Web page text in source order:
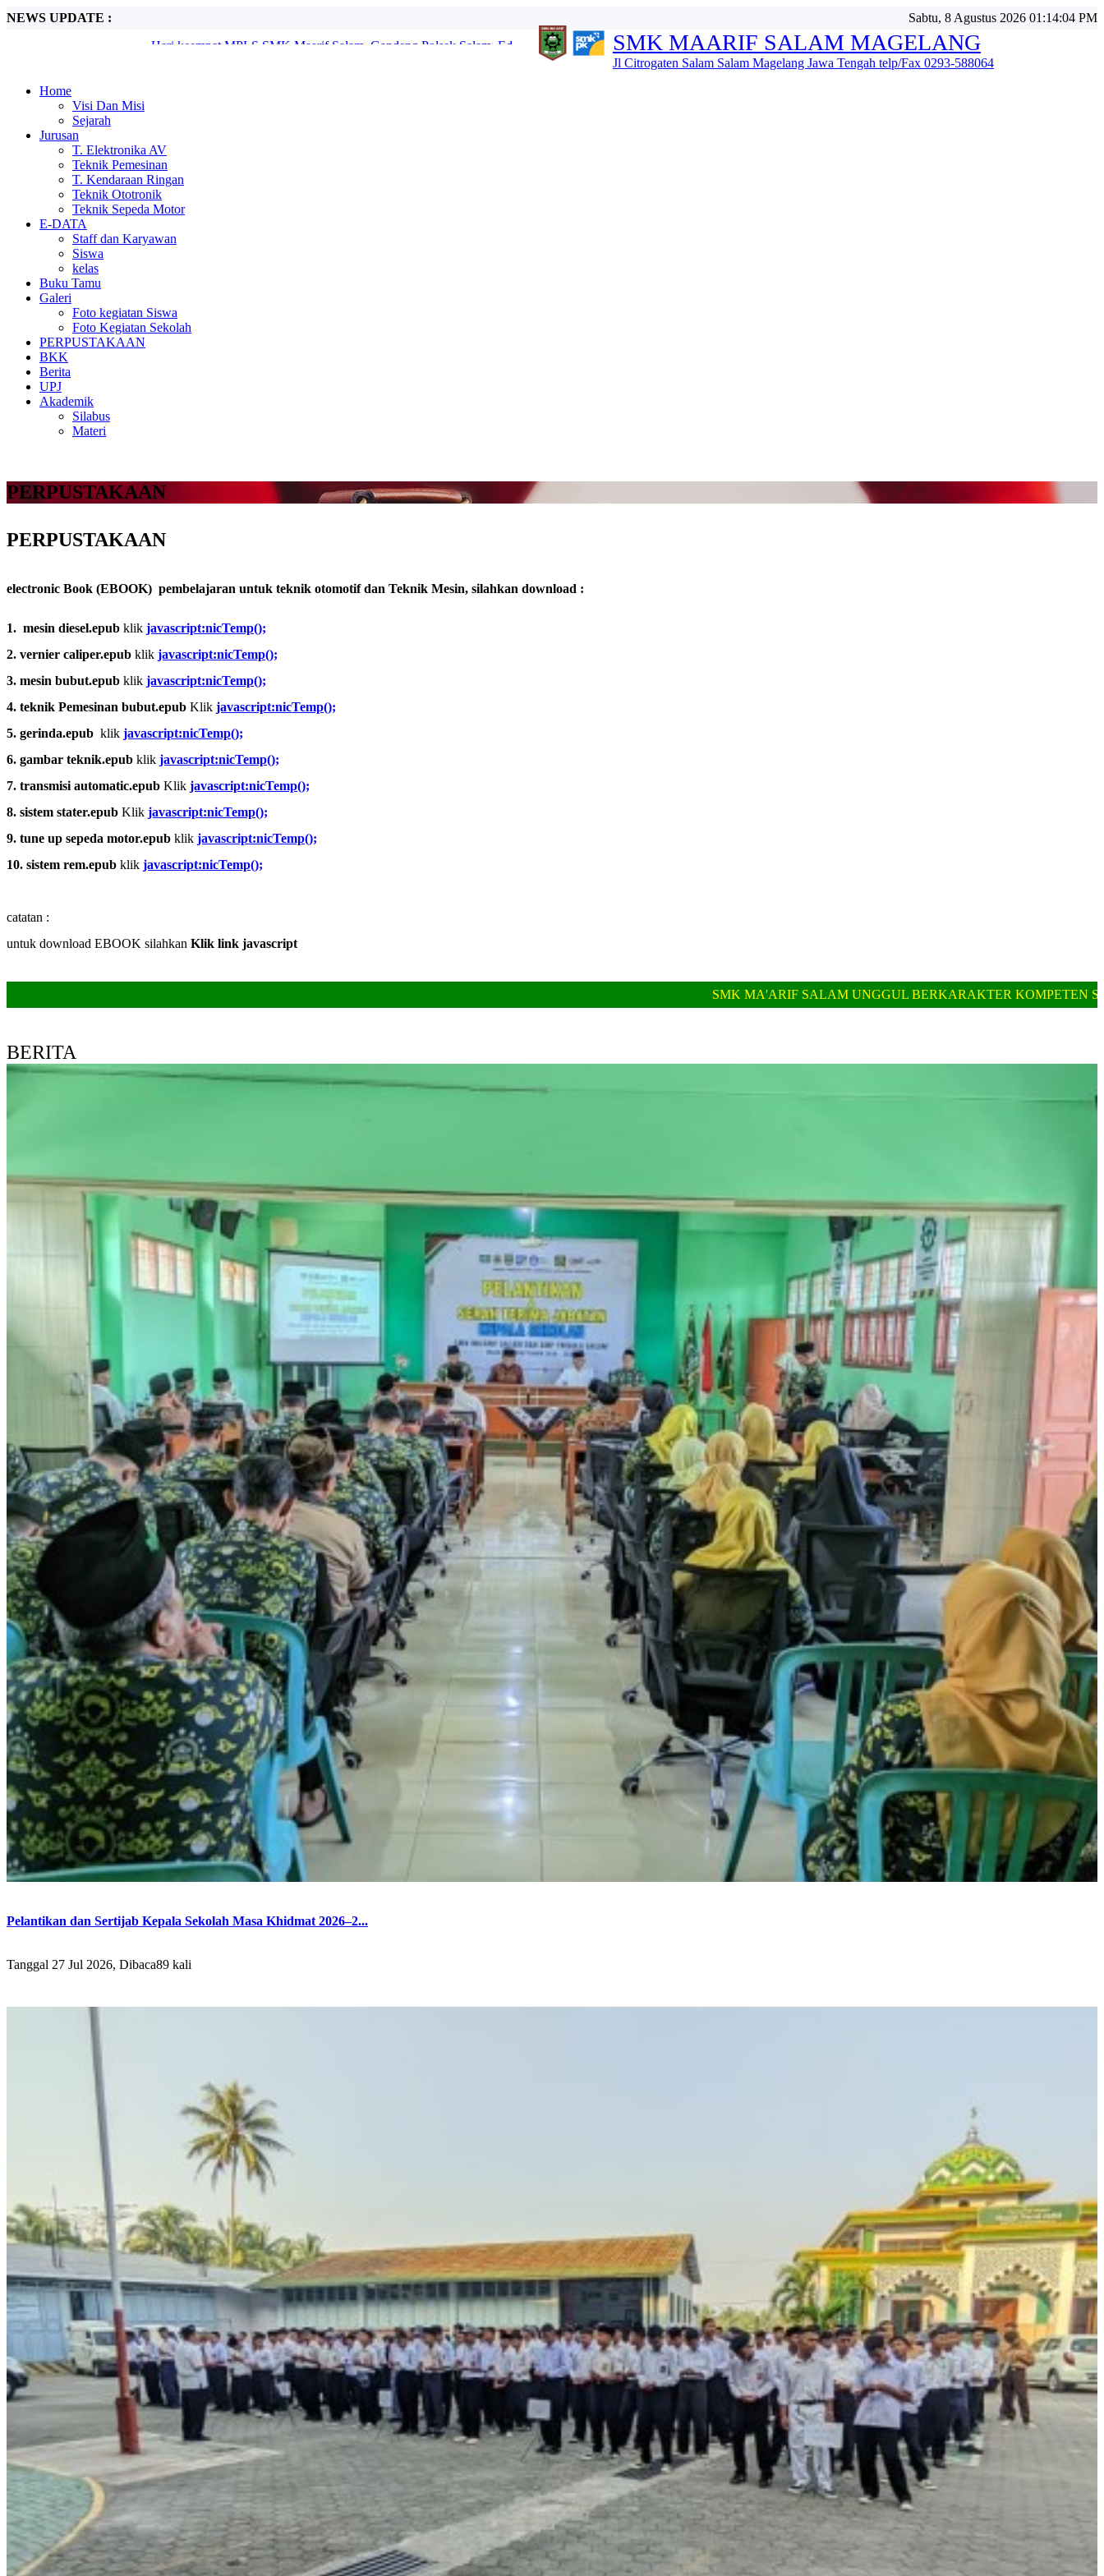
NEWS UPDATE :
Hari Ketiga MPLS SMK Maarif Salam, Gali Potensi Diri dan Ken...
Pelantikan dan Sertijab Kepala Sekolah Masa Khidmat 2026–2...
Hari terakhir rangkaian MPLS SMK Maarif Salam, Kental Nilai ...
Sabtu, 8 Agustus 2026 01:14:07 PM
SMK MAARIF SALAM MAGELANG
Jl Citrogaten Salam Salam Magelang Jawa Tengah telp/Fax 0293-588064
Home
Visi Dan Misi
Sejarah
Jurusan
T. Elektronika AV
Teknik Pemesinan
T. Kendaraan Ringan
Teknik Ototronik
Teknik Sepeda Motor
E-DATA
Staff dan Karyawan
Siswa
kelas
Buku Tamu
Galeri
Foto kegiatan Siswa
Foto Kegiatan Sekolah
PERPUSTAKAAN
BKK
Berita
UPJ
Akademik
Silabus
Materi
PERPUSTAKAAN
PERPUSTAKAAN
electronic Book (EBOOK) pembelajaran untuk teknik otomotif dan Teknik Mesin, silahkan download :
1. mesin diesel.epub klik javascript:nicTemp();
2. vernier caliper.epub klik javascript:nicTemp();
3. mesin bubut.epub klik javascript:nicTemp();
4. teknik Pemesinan bubut.epub Klik javascript:nicTemp();
5. gerinda.epub klik javascript:nicTemp();
6. gambar teknik.epub klik javascript:nicTemp();
7. transmisi automatic.epub Klik javascript:nicTemp();
8. sistem stater.epub Klik javascript:nicTemp();
9. tune up sepeda motor.epub klik javascript:nicTemp();
10. sistem rem.epub klik javascript:nicTemp();
catatan :
untuk download EBOOK silahkan Klik link javascript
SMK MA'ARIF SALAM UNGGUL BERKARAKTER KOMPETEN SIAP KERJA || SMK
BERITA
Pelantikan dan Sertijab Kepala Sekolah Masa Khidmat 2026–2...
Tanggal 27 Jul 2026, Dibaca89 kali